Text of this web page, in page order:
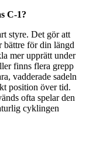
C-1?
styre. Det gör att
bättre för din längd
mer upprätt under
finns flera grepp
vadderade sadeln
position över tid.
ofta spelar den
cyklingen